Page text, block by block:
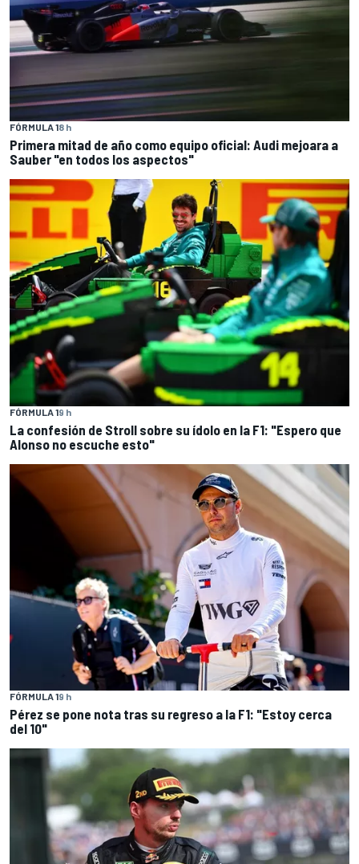
FÓRMULA 18 h
Primera mitad de año como equipo oficial: Audi mejoara a
Sauber "en todos los aspectos"
FÓRMULA 19 h
La confesión de Stroll sobre su ídolo en la F1: "Espero que
Alonso no escuche esto"
FÓRMULA 19 h
Pérez se pone nota tras su regreso a la F1: "Estoy cerca
del 10"